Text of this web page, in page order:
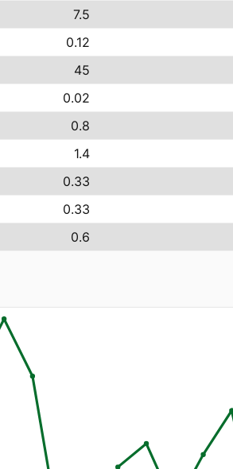
7.5
0.12
45
0.02
0.8
1.4
0.33
0.33
0.6